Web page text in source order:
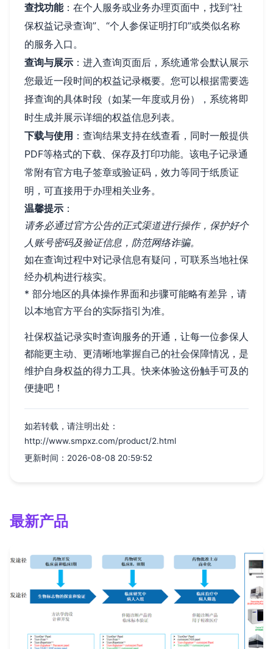
查找功能：在个人服务或业务办理页面中，找到“社
保权益记录查询”、“个人参保证明打印”或类似名称
的服务入口。
查询与展示 ：进入查询页面后，系统通常会默认展示
您最近一段时间的权益记录概要。您可以根据需要选
择查询的具体时段（如某一年度或月份），系统将即
时生成并展示详细的权益信息列表。
下载与使用 ：查询结果支持在线查看，同时一般提供
PDF等格式的下载、保存及打印功能。该电子记录通
常附有官方电子签章或验证码，效力等同于纸质证
明，可直接用于办理相关业务。
温馨提示 ：
请务必通过官方公告的正式渠道进行操作，保护好个
人账号密码及验证信息，防范网络诈骗。
如在查询过程中对记录信息有疑问，可联系当地社保
经办机构进行核实。
* 部分地区的具体操作界面和步骤可能略有差异，请
以本地官方平台的实际指引为准。
社保权益记录实时查询服务的开通，让每一位参保人
都能更主动、更清晰地掌握自己的社会保障情况，是
维护自身权益的得力工具。快来体验这份触手可及的
便捷吧！
如若转载，请注明出处：
http://www.smpxz.com/product/2.html
更新时间：2026-08-08 20:59:52
最新产品